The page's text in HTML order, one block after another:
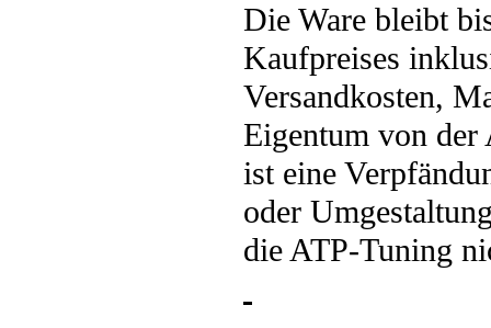
Die Ware bleibt
Kaufpreises
Versandkosten,
Eigentum von der
ist eine
oder
die ATP-Tuning